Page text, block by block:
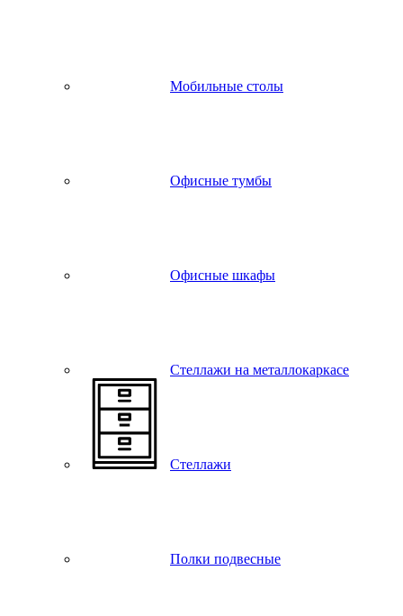
Мобильные столы
Офисные тумбы
Офисные шкафы
Стеллажи на металлокаркасе
Стеллажи
Полки подвесные